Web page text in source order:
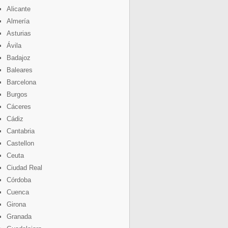
Alicante
Almería
Asturias
Ávila
Badajoz
Baleares
Barcelona
Burgos
Cáceres
Cádiz
Cantabria
Castellon
Ceuta
Ciudad Real
Córdoba
Cuenca
Girona
Granada